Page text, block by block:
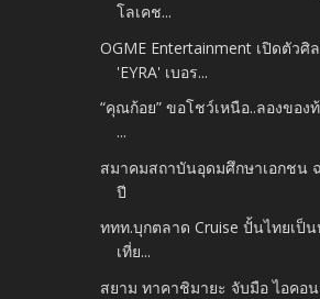
โลเคช...
OGME Entertainment เปิดตัวศิ
'EYRA' เบอร...
“คุณก้อย” ขอโชว์เหนือ..ลองของ
...
สมาคมสถาบันอุดมศึกษาเอกชน
ปี
ททท.บุกตลาด Cruise ปั้นไทยเป็
เที่ย...
สยาม ทาคาชิมายะ จับมือ ไอคอ